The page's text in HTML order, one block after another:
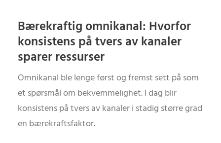
Bærekraftig omnikanal: Hvorfor
konsistens på tvers av kanaler
sparer ressurser
Omnikanal ble lenge først og fremst sett på som
et spørsmål om bekvemmelighet. I dag blir
konsistens på tvers av kanaler i stadig større grad
en bærekraftsfaktor.